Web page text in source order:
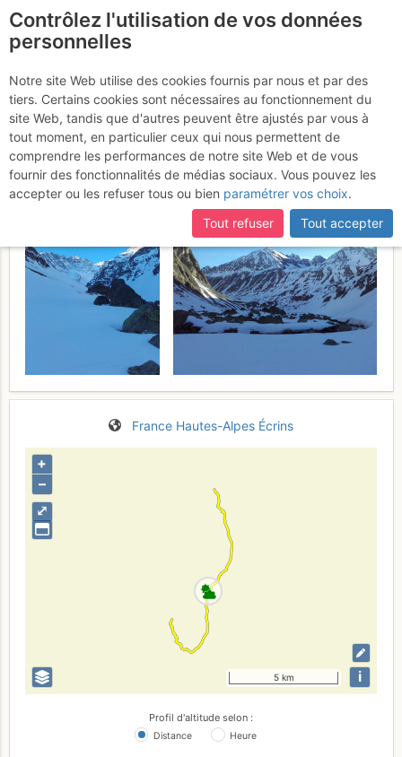
Tour de la Meije J1 :
montée à Adèle Planchard
Vendredi 7 avril 2017
France Hautes-Alpes Écrins
⤢
+
–
5 km i
Profil d'altitude selon :
Distance Heure
Contrôlez l'utilisation de vos données
personnelles
Notre site Web utilise des cookies fournis par nous et par des
tiers. Certains cookies sont nécessaires au fonctionnement du
site Web, tandis que d'autres peuvent être ajustés par vous à
tout moment, en particulier ceux qui nous permettent de
comprendre les performances de notre site Web et de vous
fournir des fonctionnalités de médias sociaux. Vous pouvez les
accepter ou les refuser tous ou bien paramétrer vos choix.
Tout refuser
Tout accepter